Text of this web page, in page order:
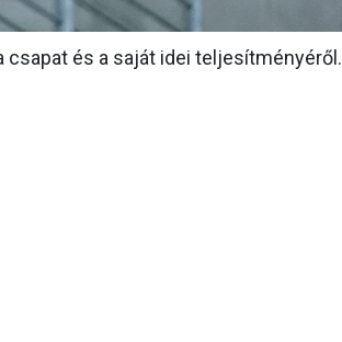
csapat és a saját idei teljesítményéről.